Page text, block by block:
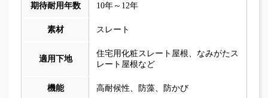
期待耐用年数 10年～12年
素材 スレート
適用下地
住宅用化粧スレート屋根、なみがたス
レート屋根など
機能 高耐候性、防藻、防かび